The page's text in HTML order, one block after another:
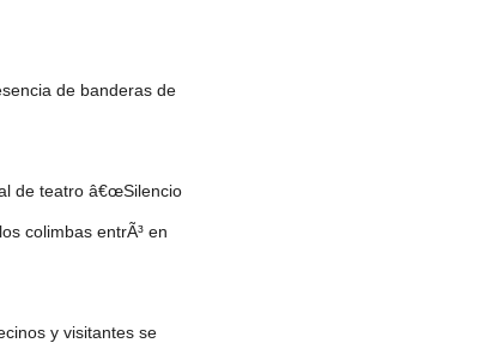
de banderas de
de teatro â€œSilencio
colimbas entrÃ³ en
y visitantes se